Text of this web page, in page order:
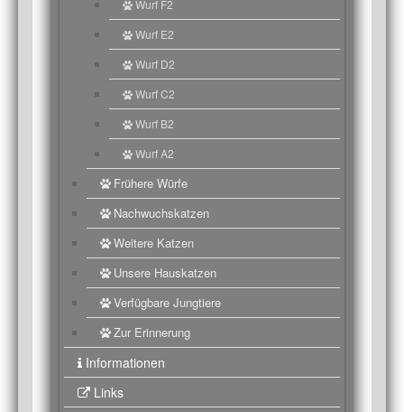
Wurf F2
Wurf E2
Wurf D2
Wurf C2
Wurf B2
Wurf A2
Frühere Würfe
Nachwuchskatzen
Weitere Katzen
Unsere Hauskatzen
Verfügbare Jungtiere
Zur Erinnerung
Informationen
Links